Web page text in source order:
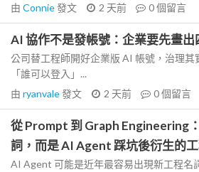
由 Connie發文 2 天前 0個留言
AI 協作不是發帳號：企業要先畫出
公司替工程師開好企業版 AI 帳號，治理其
「誰可以登入」...
由 ryanvale發文 2 天前 0個留言
從 Prompt 到 Graph Engineering
詞，而是 AI Agent 踩坑後衍生的
AI Agent 可能是近年最容易出現新工程名